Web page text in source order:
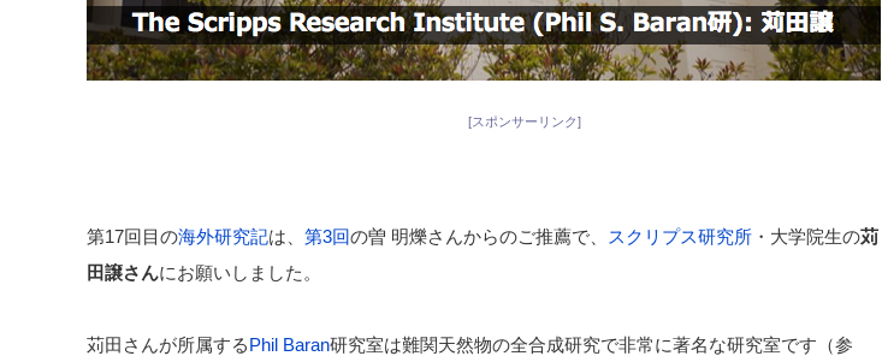
[スポンサーリンク]
第17回目の海外研究記は、 第3回の曽 明爍さんからのご推薦で、 スクリプス研究所 ・大学院生の苅
田譲さんにお願いしました。
苅田さんが所属するPhil Baran研究室は難関天然物の全合成研究で非常に著名な研究室です（参